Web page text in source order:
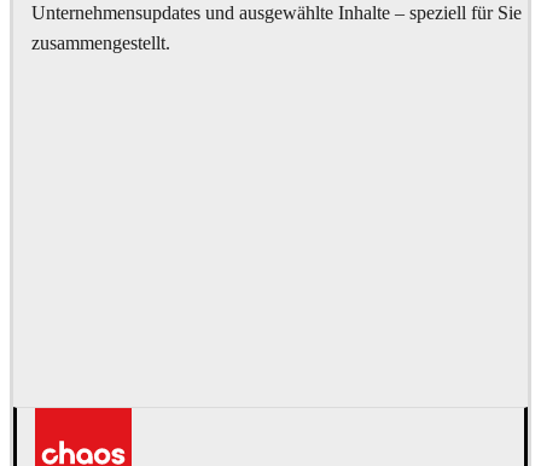
Unternehmensupdates und ausgewählte Inhalte – speziell für Sie
zusammengestellt.